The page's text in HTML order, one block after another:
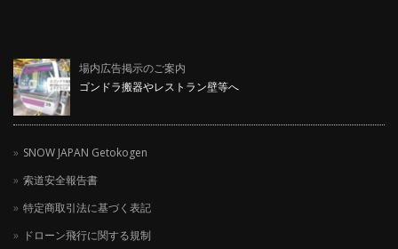
場内広告掲示のご案内
ゴンドラ搬器やレストラン壁等へ
SNOW JAPAN Getokogen
索道安全報告書
特定商取引法に基づく表記
ドローン飛行に関する規制